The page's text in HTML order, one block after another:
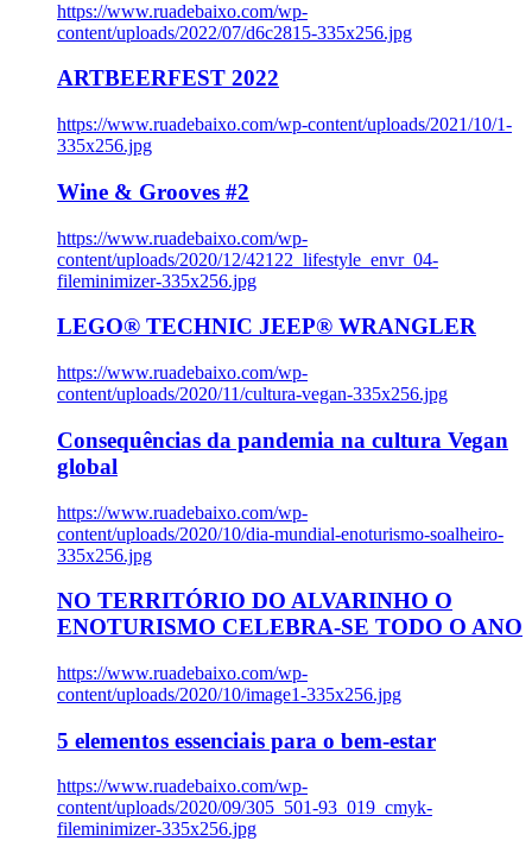
https://www.ruadebaixo.com/wp-
content/uploads/2022/07/d6c2815-335x256.jpg
ARTBEERFEST 2022
https://www.ruadebaixo.com/wp-content/uploads/2021/10/1-
335x256.jpg
Wine & Grooves #2
https://www.ruadebaixo.com/wp-
content/uploads/2020/12/42122_lifestyle_envr_04-
fileminimizer-335x256.jpg
LEGO® TECHNIC JEEP® WRANGLER
https://www.ruadebaixo.com/wp-
content/uploads/2020/11/cultura-vegan-335x256.jpg
Consequências da pandemia na cultura Vegan
global
https://www.ruadebaixo.com/wp-
content/uploads/2020/10/dia-mundial-enoturismo-soalheiro-
335x256.jpg
NO TERRITÓRIO DO ALVARINHO O
ENOTURISMO CELEBRA-SE TODO O ANO
https://www.ruadebaixo.com/wp-
content/uploads/2020/10/image1-335x256.jpg
5 elementos essenciais para o bem-estar
https://www.ruadebaixo.com/wp-
content/uploads/2020/09/305_501-93_019_cmyk-
fileminimizer-335x256.jpg